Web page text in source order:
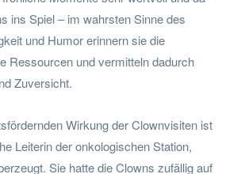
ins Spiel – im wahrsten Sinne des
und Humor erinnern sie die
Ressourcen und vermitteln dadurch
Zuversicht.
Wirkung der Clownvisiten ist
Leiterin der onkologischen Station,
Sie hatte die Clowns zufällig auf